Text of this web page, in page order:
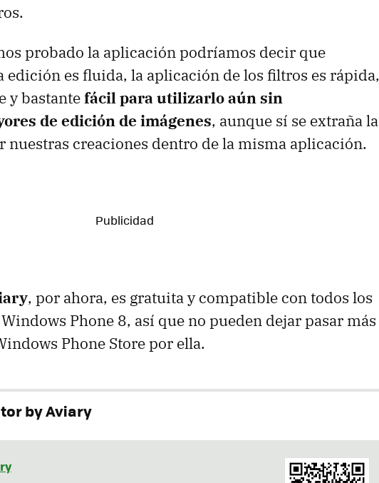
probado la aplicación podríamos decir que
edición es fluida, la aplicación de los filtros es rápida,
y bastantefácil para utilizarlo aún sin
de edición de imágenes, aunque sí se extraña la
creaciones dentro de la misma aplicación.
, por ahora, es gratuita y compatible con todos los
Phone 8, así que no pueden dejar pasar más
Phone Store por ella.
by Aviary